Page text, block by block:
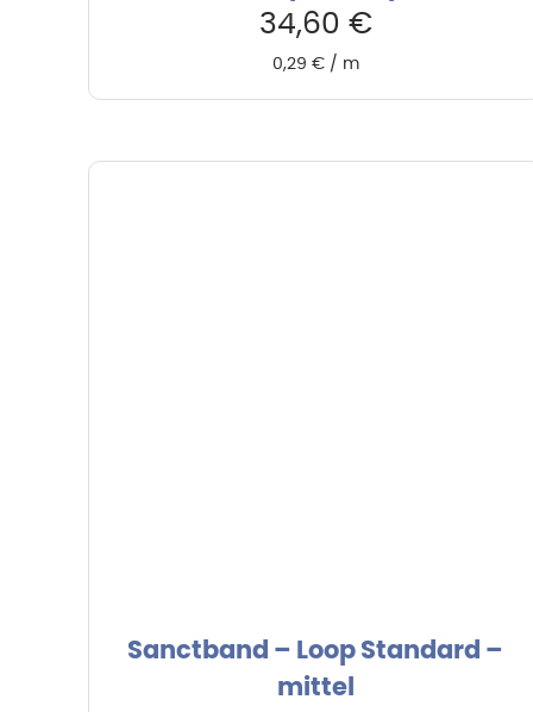
34,60 €
0,29 €/ m
Sanctband – Loop Standard –
mittel